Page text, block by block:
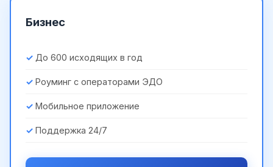
Бизнес
До 600 исходящих в год
Роуминг с операторами ЭДО
Мобильное приложение
Поддержка 24/7